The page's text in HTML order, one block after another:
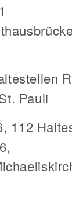
Pauli
112